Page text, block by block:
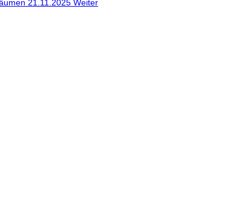
21.11.2025 Weiter